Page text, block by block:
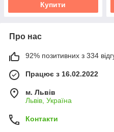
Купити
Про нас
92% позитивних з 334
Працює з 16.02.2022
м. Львів
Львів, Україна
Контакти